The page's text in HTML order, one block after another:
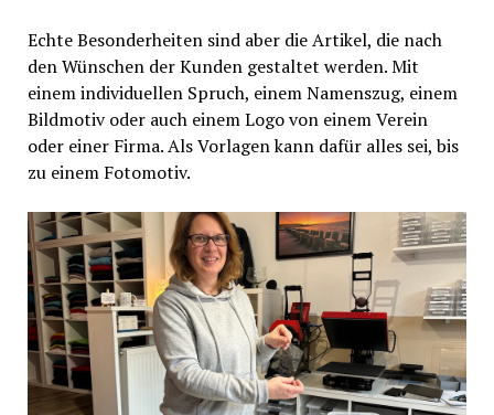
Echte Besonderheiten sind aber die Artikel, die nach
den Wünschen der Kunden gestaltet werden. Mit
einem individuellen Spruch, einem Namenszug, einem
Bildmotiv oder auch einem Logo von einem Verein
oder einer Firma. Als Vorlagen kann dafür alles sei, bis
zu einem Fotomotiv.